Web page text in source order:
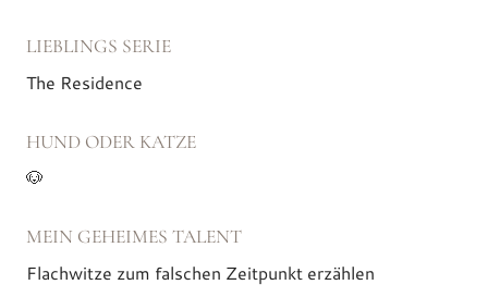
LIEBLINGS SERIE
The Residence
HUND ODER KATZE
🐶
MEIN GEHEIMES TALENT
Flachwitze zum falschen Zeitpunkt erzählen